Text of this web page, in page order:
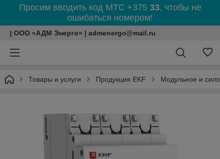
Просим вводить код МТС +375 33, чтобы не
ошибаться номером!
| ООО «АДМ Энерго» | admenergo@mail.ru
Товары и услуги Продукция EKF Модульное и